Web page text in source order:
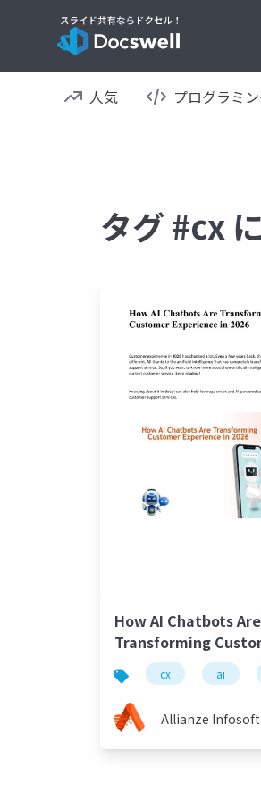
人気 プログラミ
タグ #cx
How AI Chatbots Are
Transforming
Experience in 2026
cx ai
Allianze Infosoft